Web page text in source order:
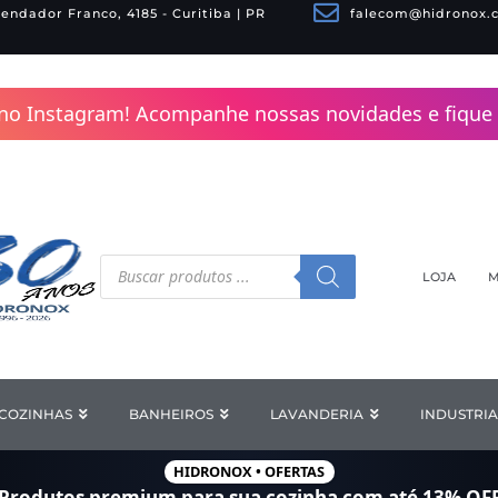
Franco, 4185 - Curitiba | PR
Instagram! Acompanhe nossas novidades e
Pesquisar
produtos LOJA
Open COZINHAS
BANHEIROS Open BANHEIROS
LAVANDERIA Open
HIDRONOX • OFERTAS